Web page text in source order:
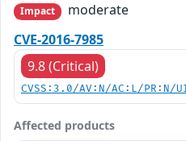
Impact
moderate
CVE-2016-7985
9.8 (Critical)
CVSS:3.0/AV:N/AC:L/
Affected products